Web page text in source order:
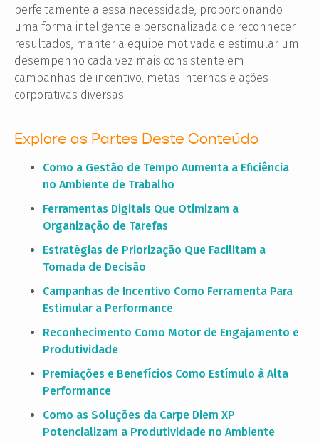
perfeitamente a essa necessidade, proporcionando
uma forma inteligente e personalizada de reconhecer
resultados, manter a equipe motivada e estimular um
desempenho cada vez mais consistente em
campanhas de incentivo, metas internas e ações
corporativas diversas.
Explore as Partes Deste Conteúdo
Como a Gestão de Tempo Aumenta a Eficiência
no Ambiente de Trabalho
Ferramentas Digitais Que Otimizam a
Organização de Tarefas
Estratégias de Priorização Que Facilitam a
Tomada de Decisão
Campanhas de Incentivo Como Ferramenta Para
Estimular a Performance
Reconhecimento Como Motor de Engajamento e
Produtividade
Premiações e Benefícios Como Estímulo à Alta
Performance
Como as Soluções da Carpe Diem XP
Potencializam a Produtividade no Ambiente